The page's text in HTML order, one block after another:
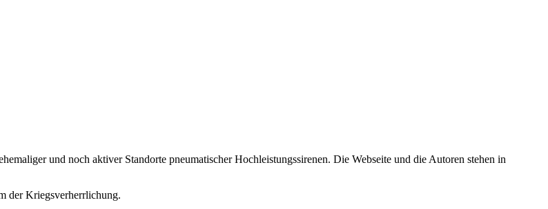
und noch aktiver Standorte pneumatischer Hochleistungssirenen. Die Webseite und die Autoren stehen in
der Kriegsverherrlichung.